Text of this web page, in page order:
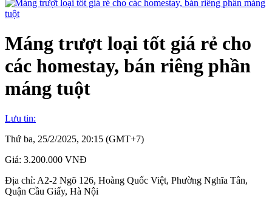
Máng trượt loại tốt giá rẻ cho
các homestay, bán riêng phần
máng tuột
Lưu tin:
Thứ ba, 25/2/2025, 20:15 (GMT+7)
Giá: 3.200.000 VNĐ
Địa chỉ: A2-2 Ngõ 126, Hoàng Quốc Việt, Phường Nghĩa Tân,
Quận Cầu Giấy, Hà Nội